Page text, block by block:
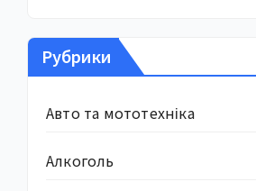
Рубрики
Авто та мототехніка
Алкоголь